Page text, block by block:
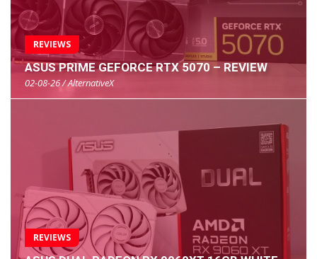
REVIEWS
ASUS PRIME GEFORCE RTX 5070 – REVIEW
02-08-26 / AlternativeX
REVIEWS